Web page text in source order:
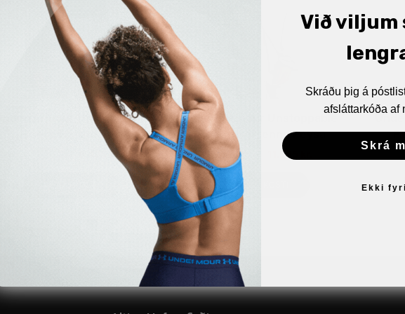
Under Armour Unstoppable
Fleece Hettupeysa
kr.
Under Armour Unstoppable
Fleece Heilrennd Peysa
23.990 11.995
VELDU KOSTI
Við viljum
Skráðu þig á
afsláttarkóða af
Skrá
Ekki